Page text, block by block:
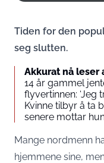
Tiden for den
seg slutten.
Akkurat nå leser
14 år gammel
flyvertinnen: ‘Jeg
Kvinne tilbyr å ta
senere mottar
Mange nordmenn
hjemmene sine,